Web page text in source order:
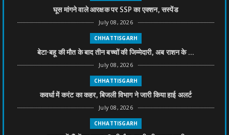
घूस मांगने वाले आरक्षक पर SSP का एक्शन, सस्पेंड
July 08, 2026
CHHATTISGARH
बेटा-बहू की मौत के बाद तीन बच्चों की जिम्मेदारी, अब राशन के ...
July 08, 2026
CHHATTISGARH
कवर्धा में करंट का कहर, बिजली विभाग ने जारी किया हाई अलर्ट
July 08, 2026
CHHATTISGARH